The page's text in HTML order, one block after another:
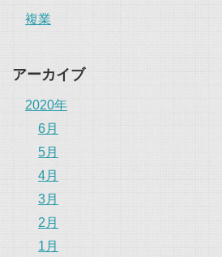
複業
アーカイブ
2020年
6月
5月
4月
3月
2月
1月